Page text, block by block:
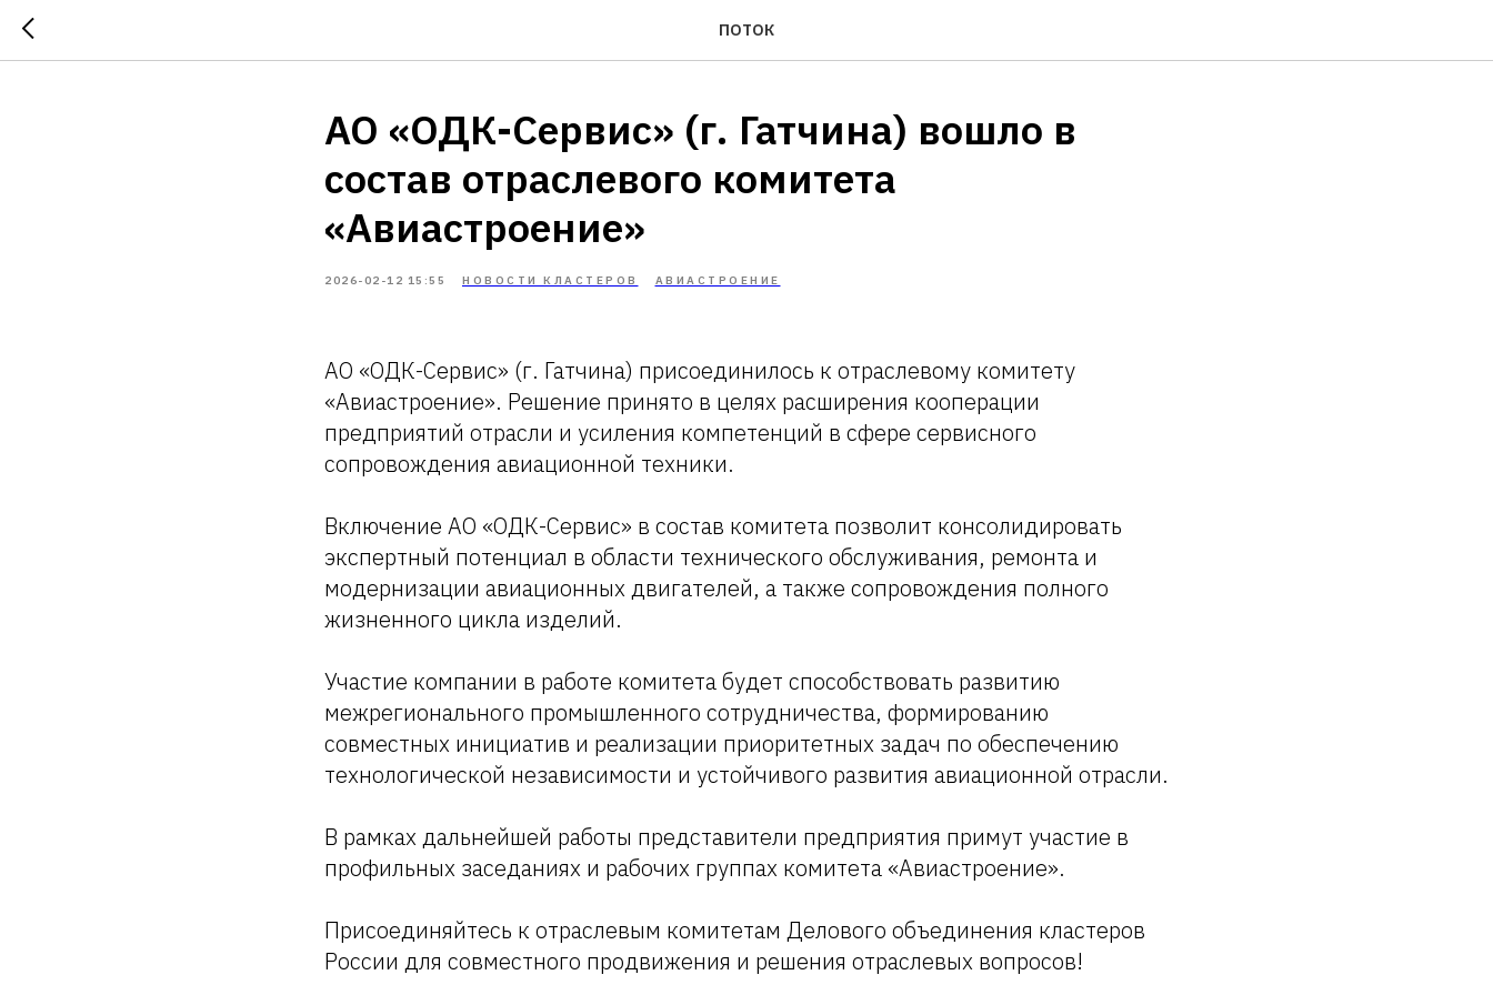
ПОТОК
АО «ОДК-Сервис» (г. Гатчина) вошло в
состав отраслевого комитета
«Авиастроение»
2026-02-12 15:55 НОВОСТИ КЛАСТЕРОВ АВИАСТРОЕНИЕ
АО «ОДК-Сервис» (г. Гатчина) присоединилось к отраслевому комитету
«Авиастроение». Решение принято в целях расширения кооперации
предприятий отрасли и усиления компетенций в сфере сервисного
сопровождения авиационной техники.
Включение АО «ОДК-Сервис» в состав комитета позволит консолидировать
экспертный потенциал в области технического обслуживания, ремонта и
модернизации авиационных двигателей, а также сопровождения полного
жизненного цикла изделий.
Участие компании в работе комитета будет способствовать развитию
межрегионального промышленного сотрудничества, формированию
совместных инициатив и реализации приоритетных задач по обеспечению
технологической независимости и устойчивого развития авиационной отрасли.
В рамках дальнейшей работы представители предприятия примут участие в
профильных заседаниях и рабочих группах комитета «Авиастроение».
Присоединяйтесь к отраслевым комитетам Делового объединения кластеров
России для совместного продвижения и решения отраслевых вопросов!